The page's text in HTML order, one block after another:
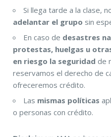
Si llega tarde a la clase,
adelantar el grupo sin
En caso de desastres
protestas, huelgas u
en riesgo la seguridad de
reservamos el derecho de
ofreceremos crédito.
Las mismas políticas
o personas con crédito.